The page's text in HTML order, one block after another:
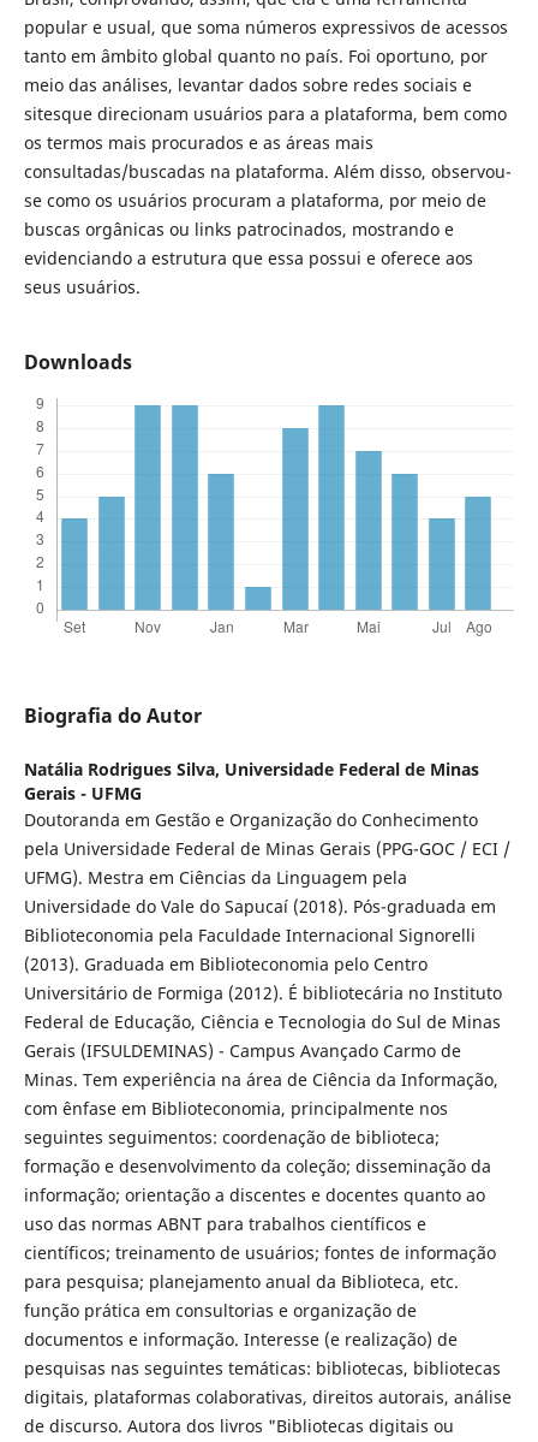
popular e usual, que soma números expressivos de acessos
tanto em âmbito global quanto no país. Foi oportuno, por
meio das análises, levantar dados sobre redes sociais e
sitesque direcionam usuários para a plataforma, bem como
os termos mais procurados e as áreas mais
consultadas/buscadas na plataforma. Além disso, observou-
se como os usuários procuram a plataforma, por meio de
buscas orgânicas ou links patrocinados, mostrando e
evidenciando a estrutura que essa possui e oferece aos
seus usuários.
Downloads
Biografia do Autor
Natália Rodrigues Silva, Universidade Federal de Minas
Gerais - UFMG
Doutoranda em Gestão e Organização do Conhecimento
pela Universidade Federal de Minas Gerais (PPG-GOC / ECI /
UFMG). Mestra em Ciências da Linguagem pela
Universidade do Vale do Sapucaí (2018). Pós-graduada em
Biblioteconomia pela Faculdade Internacional Signorelli
(2013). Graduada em Biblioteconomia pelo Centro
Universitário de Formiga (2012). É bibliotecária no Instituto
Federal de Educação, Ciência e Tecnologia do Sul de Minas
Gerais (IFSULDEMINAS) - Campus Avançado Carmo de
Minas. Tem experiência na área de Ciência da Informação,
com ênfase em Biblioteconomia, principalmente nos
seguintes seguimentos: coordenação de biblioteca;
formação e desenvolvimento da coleção; disseminação da
informação; orientação a discentes e docentes quanto ao
uso das normas ABNT para trabalhos científicos e
científicos; treinamento de usuários; fontes de informação
para pesquisa; planejamento anual da Biblioteca, etc.
função prática em consultorias e organização de
documentos e informação. Interesse (e realização) de
pesquisas nas seguintes temáticas: bibliotecas, bibliotecas
digitais, plataformas colaborativas, direitos autorais, análise
de discurso. Autora dos livros "Bibliotecas digitais ou